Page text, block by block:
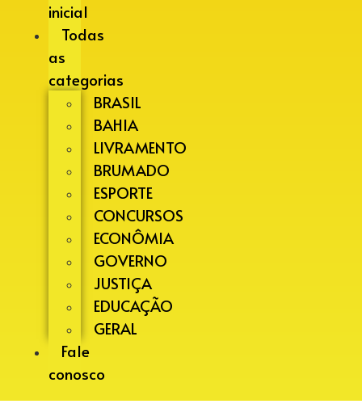
inicial
Todas
as
categorias
BRASIL
BAHIA
LIVRAMENTO
BRUMADO
ESPORTE
CONCURSOS
ECONÔMIA
GOVERNO
JUSTIÇA
EDUCAÇÃO
GERAL
Fale
conosco